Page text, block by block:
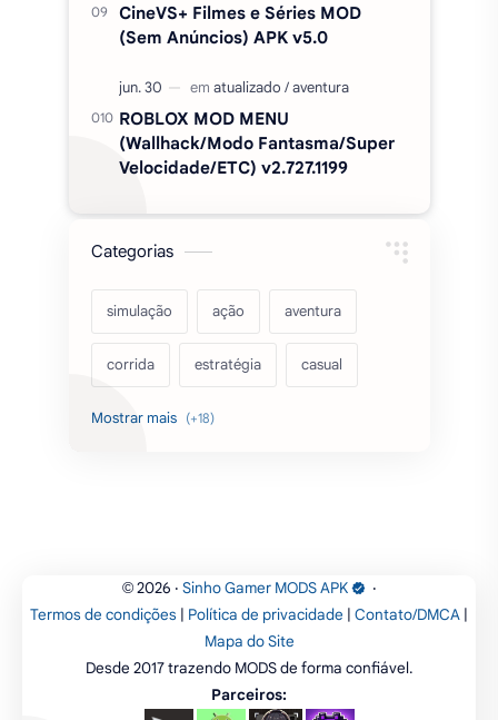
CineVS+ Filmes e Séries MOD
(Sem Anúncios) APK v5.0
ROBLOX MOD MENU
(Wallhack/Modo Fantasma/Super
Velocidade/ETC) v2.727.1199
Categorias
simulação ação aventura
corrida estratégia casual
acarde esportes
luta educação
desenho
artes
© 2026 ‧ Sinho Gamer MODS APK
‧
Termos de condições | Política de privacidade | Contato/DMCA |
Mapa do Site
Desde 2017 trazendo MODS de forma confiável.
Parceiros: